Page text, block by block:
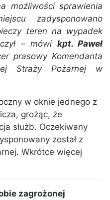
możliwości sprawienia
zadysponowano
teren na wypadek
– mówi kpt. Paweł
prasowy Komendanta
Straży Pożarnej w
w oknie jednego z
grożąc, że
służb. Oczekiwany
został z
Wkrótce więcej
zagrożonej